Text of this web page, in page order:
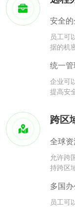
安全
员工可
据的机
统一
企业可
提高安
跨区
全球
允许跨
持跨区
多国
员工可